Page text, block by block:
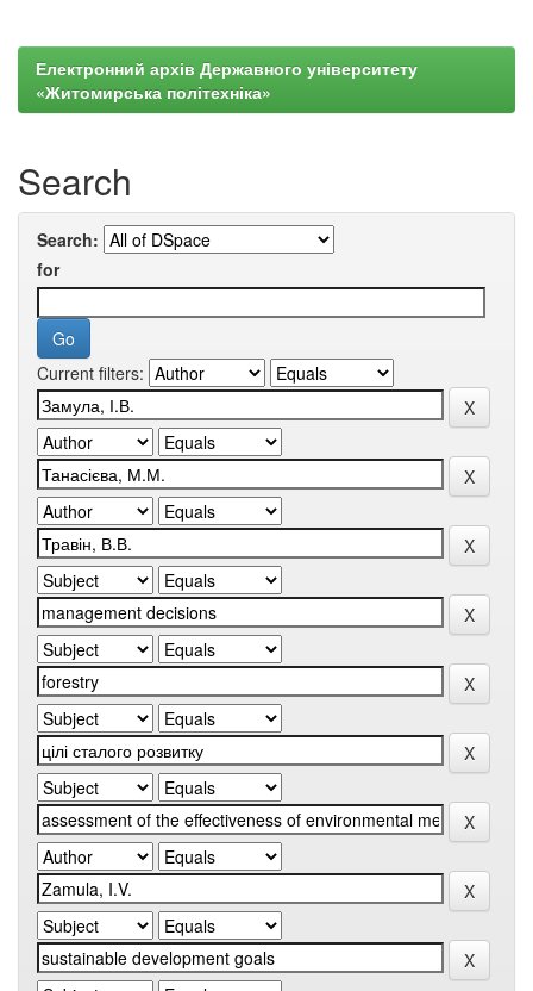
Електронний архів Державного університету
«Житомирська політехніка»
Search
Search:
for
Current filters: